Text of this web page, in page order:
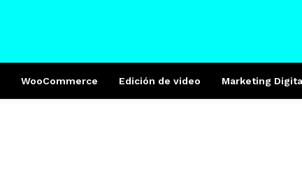
WooCommerce Edición de video Marketing